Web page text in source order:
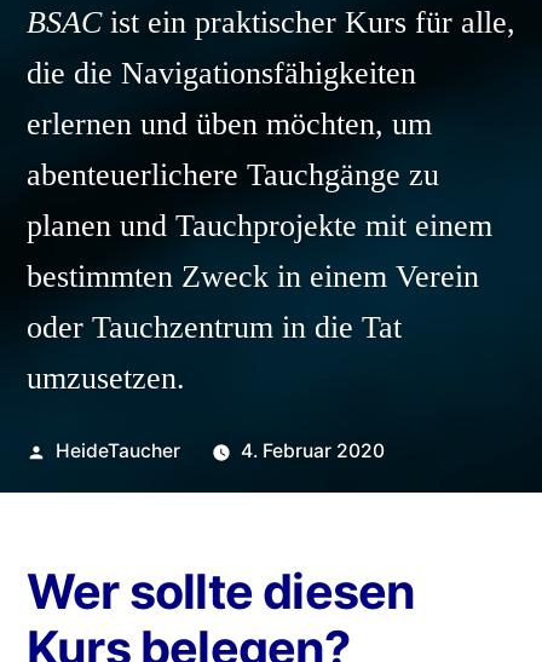
BSACist ein praktischer Kurs für alle,
die die Navigationsfähigkeiten
erlernen und üben möchten, um
abenteuerlichere Tauchgänge zu
planen und Tauchprojekte mit einem
bestimmten Zweck in einem Verein
oder Tauchzentrum in die Tat
umzusetzen.
Veröffentlicht
HeideTaucher 4. Februar 2020
Wer sollte diesen
Kurs belegen?